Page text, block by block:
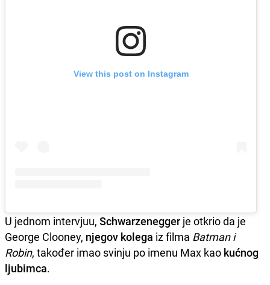
View this post on Instagram
U jednom intervjuu, Schwarzenegger je otkrio da je
George Clooney, njegov kolega iz filma Batman i
Robin, također imao svinju po imenu Max kao kućnog
ljubimca.